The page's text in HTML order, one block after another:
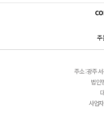
주
주소 : 광주
법인
사업